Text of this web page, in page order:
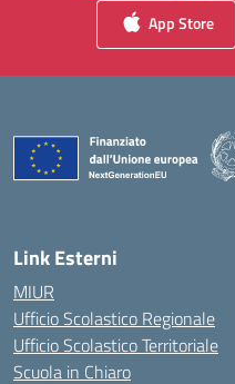
App Store
Link Esterni
MIUR
Ufficio Scolastico Regionale
Ufficio Scolastico Territoriale
Scuola in Chiaro